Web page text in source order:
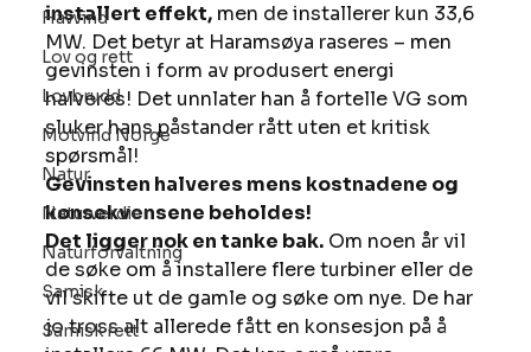
Havvind
Lov og rett
Lovbrudd
Motvind Norge
Natur
Naturverdier
Naturforvaltning
Samisk
Samisk rett
installert effekt, men de installerer kun 33,6
MW. Det betyr at Haramsøya raseres – men
gevinsten i form av produsert energi
halveres! Det unnlater han å fortelle VG som
sluker hans påstander rått uten et kritisk
spørsmål!
Gevinsten halveres mens kostnadene og
konsekvensene beholdes!
Det ligger nok en tanke bak. Om noen år vil
de søke om å installere flere turbiner eller de
vil skifte ut de gamle og søke om nye. De har
jo tross alt allerede fått en konsesjon på å